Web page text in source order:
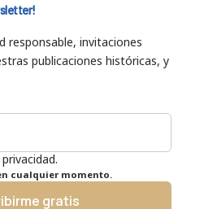
responsable, invitaciones
publicaciones históricas, y
cualquier momento.
gratis